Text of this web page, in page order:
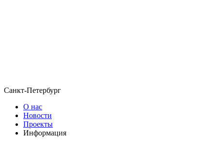
Санкт-Петербург
О нас
Новости
Проекты
Информация